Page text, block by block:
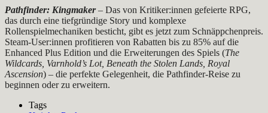
Pathfinder: Kingmaker– Das von Kritiker:innen gefeierte RPG,
das durch eine tiefgründige Story und komplexe
Rollenspielmechaniken besticht, gibt es jetzt zum Schnäppchenpreis.
Steam-User:innen profitieren von Rabatten bis zu 85% auf die
Enhanced Plus Edition und die Erweiterungen des Spiels (The
Wildcards, Varnhold’s Lot, Beneath the Stolen Lands, Royal
Ascension) – die perfekte Gelegenheit, die Pathfinder-Reise zu
beginnen oder zu erweitern.
Tags